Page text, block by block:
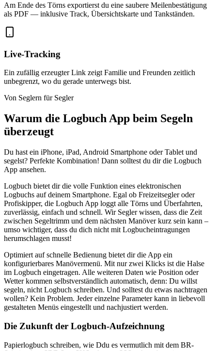
Am Ende des Törns exportierst du eine saubere Meilenbestätigung
als PDF — inklusive Track, Übersichtskarte und Tankständen.
Live-Tracking
Ein zufällig erzeugter Link zeigt Familie und Freunden zeitlich
unbegrenzt, wo du gerade unterwegs bist.
Von Seglern für Segler
Warum die Logbuch App beim Segeln
überzeugt
Du hast ein iPhone, iPad, Android Smartphone oder Tablet und
segelst? Perfekte Kombination! Dann solltest du dir die Logbuch
App ansehen.
Logbuch bietet dir die volle Funktion eines elektronischen
Logbuchs auf deinem Smartphone. Egal ob Freizeitsegler oder
Profiskipper, die Logbuch App loggt alle Törns und Überfahrten,
zuverlässig, einfach und schnell. Wir Segler wissen, dass die Zeit
zwischen Segeltrimm und dem nächsten Manöver kurz sein kann –
umso wichtiger, dass du dich nicht mit Logbucheintragungen
herumschlagen musst!
Optimiert auf schnelle Bedienung bietet dir die App ein
konfigurierbares Manövermenü. Mit nur zwei Klicks ist die Halse
im Logbuch eingetragen. Alle weiteren Daten wie Position oder
Wetter kommen selbstverständlich automatisch, denn: Du willst
segeln, nicht Logbuch schreiben. Und solltest du etwas nachtragen
wollen? Kein Problem. Jeder einzelne Parameter kann in liebevoll
gestalteten Menüs eingestellt und nachjustiert werden.
Die Zukunft der Logbuch-Aufzeichnung
Papierlogbuch schreiben, wie Ddu es vermutlich mit dem BR-